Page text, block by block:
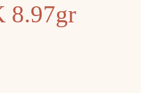
8.97gr